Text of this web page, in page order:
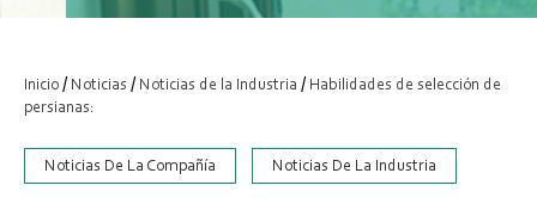
Inicio/Noticias /Noticias de la Industria /Habilidades de selección de
persianas:
Noticias De La Compañía Noticias De La Industria